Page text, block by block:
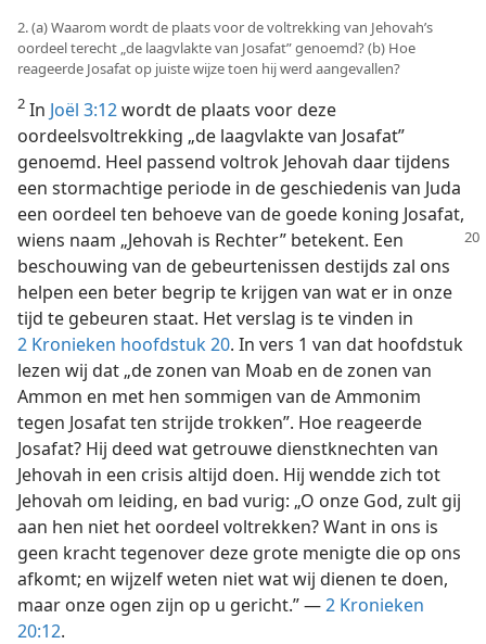
2. (a) Waarom wordt de plaats voor de voltrekking van Jehovah’s
oordeel terecht „de laagvlakte van Josafat” genoemd? (b) Hoe
reageerde Josafat op juiste wijze toen hij werd aangevallen?
2 In Joël 3:12wordt de plaats voor deze
oordeelsvoltrekking „de laagvlakte van Josafat”
genoemd. Heel passend voltrok Jehovah daar tijdens
een stormachtige periode in de geschiedenis van Juda
een oordeel ten behoeve van de goede koning Josafat,
wiens naam „Jehovah is Rechter” betekent. Een
beschouwing van de gebeurtenissen destijds zal ons
helpen een beter begrip te krijgen van wat er in onze
tijd te gebeuren staat. Het verslag is te vinden in
2 Kronieken hoofdstuk 20. In vers 1 van dat hoofdstuk
lezen wij dat „de zonen van Moab en de zonen van
Ammon en met hen sommigen van de Ammonim
tegen Josafat ten strijde trokken”. Hoe reageerde
Josafat? Hij deed wat getrouwe dienstknechten van
Jehovah in een crisis altijd doen. Hij wendde zich tot
Jehovah om leiding, en bad vurig: „O onze God, zult gij
aan hen niet het oordeel voltrekken? Want in ons is
geen kracht tegenover deze grote menigte die op ons
afkomt; en wijzelf weten niet wat wij dienen te doen,
maar onze ogen zijn op u gericht.” —2 Kronieken
20:12.